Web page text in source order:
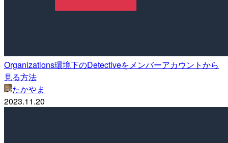
Organizations環境下のDetectiveをメンバーアカウントから
見る方法
たかやま
2023.11.20